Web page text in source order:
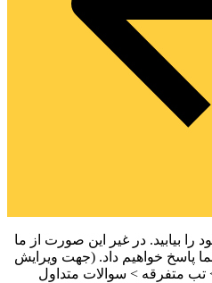
را بیابید. در غیر این صورت از ما
پاسخ خواهیم داد. (جهت ویرایش
تب متفرقه > سوالات متداول